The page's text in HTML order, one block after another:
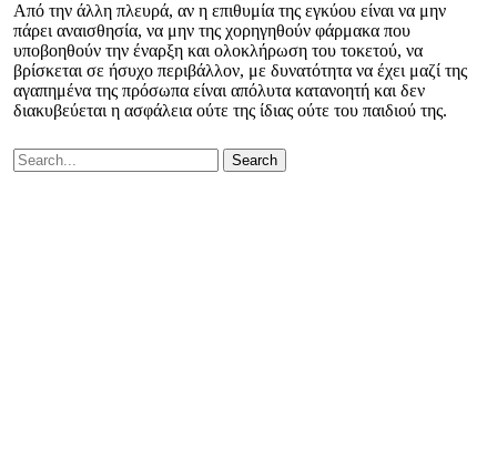
Από την άλλη πλευρά, αν η επιθυμία της εγκύου είναι να μην
πάρει αναισθησία, να μην της χορηγηθούν φάρμακα που
υποβοηθούν την έναρξη και ολοκλήρωση του τοκετού, να
βρίσκεται σε ήσυχο περιβάλλον, με δυνατότητα να έχει μαζί της
αγαπημένα της πρόσωπα είναι απόλυτα κατανοητή και δεν
διακυβεύεται η ασφάλεια ούτε της ίδιας ούτε του παιδιού της.
Search